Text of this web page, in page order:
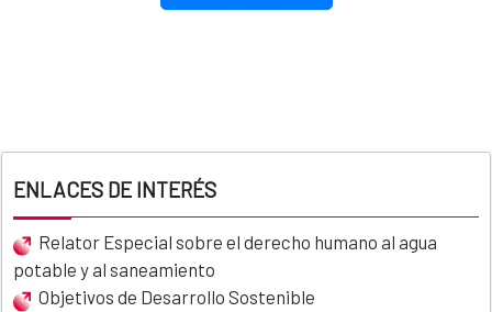
ENLACES DE INTERÉS
Relator Especial sobre el derecho humano al agua
potable y al saneamiento
Objetivos de Desarrollo Sostenible